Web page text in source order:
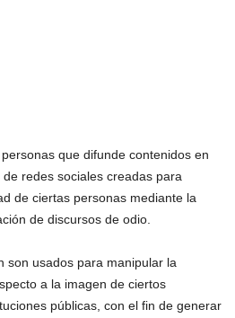
que difunde contenidos en
redes sociales creadas para
de ciertas personas mediante la
de discursos de odio.
son usados para manipular la
a la imagen de ciertos
públicas, con el fin de generar